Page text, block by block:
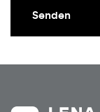
Senden